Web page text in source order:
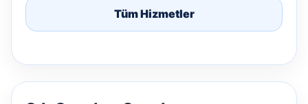
Tüm Hizmetler